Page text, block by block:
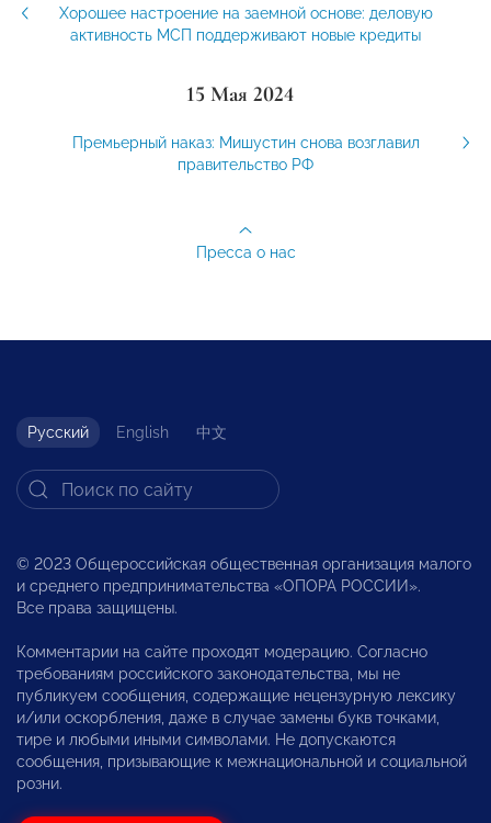
Хорошее настроение на заемной основе: деловую
активность МСП поддерживают новые кредиты
15 Мая 2024
Премьерный наказ: Мишустин снова возглавил
правительство РФ
Пресса о нас
Русский English 中文
© 2023 Общероссийская общественная организация малого
и среднего предпринимательства «ОПОРА РОССИИ».
Все права защищены.
Комментарии на сайте проходят модерацию. Согласно
требованиям российского законодательства, мы не
публикуем сообщения, содержащие нецензурную лексику
и/или оскорбления, даже в случае замены букв точками,
тире и любыми иными символами. Не допускаются
сообщения, призывающие к межнациональной и социальной
розни.